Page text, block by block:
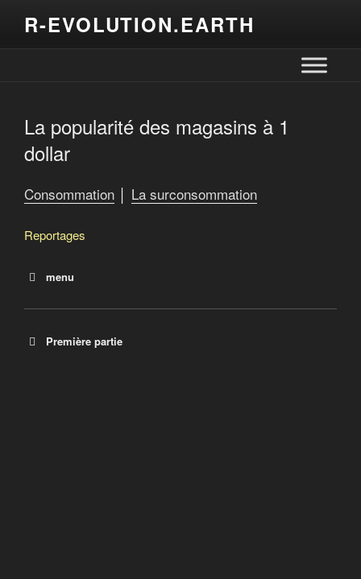
R-EVOLUTION.EARTH
La popularité des magasins à 1
dollar
Consommation │ La surconsommation
Reportages
menu
Première partie